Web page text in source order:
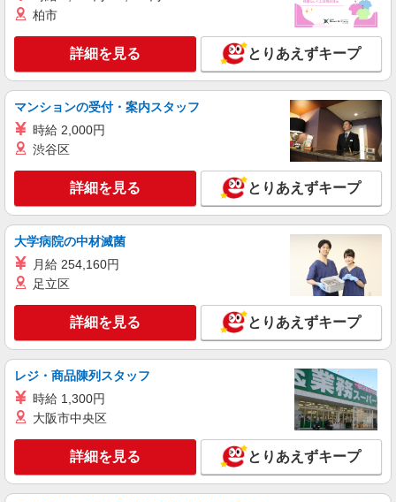
詳細を見る
（株）ウィルオブ・ワークCW 北九州支店/ms400201
介護スタッフ
時給1300円 ◆前払い・日払い・週払いOK
キープ 詳細を見る
派遣社員
株式会社ブレイブ（マイナビグループ）/MDK40
介護スタッフ ◆デイサービス、サービス付き
高齢者向け住宅、グループホームなど様々な勤
未経験：時給1250〜1450円（資格・経験によ
る） 経験者：時給1450〜1650円（資格・経験によ
日）＝29万400円 ◆昇給あり ◆支払い方法 ※日払
い/週払い/月払い対応も可能です。詳しくは面談時
にご相談ください。 ◆交通費：別途全額支給 ※当
福岡県田川市 【最寄駅】 ◆各線「田川伊田
駅」 ◆各線「田川後藤寺駅」 ◆平成筑豊鉄道糸田
線「大藪駅」 ★その他、近隣に多数勤務地ありま
キープ 詳細を見る
柏市
詳細を見る とりあえずキープ
マンションの受付・案内スタッフ
時給 2,000円
渋谷区
詳細を見る とりあえずキープ
大学病院の中材滅菌
月給 254,160円
足立区
詳細を見る とりあえずキープ
レジ・商品陳列スタッフ
時給 1,300円
大阪市中央区
詳細を見る とりあえずキープ